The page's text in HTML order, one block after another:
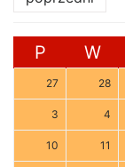
P W
27 28
3 4
10 11